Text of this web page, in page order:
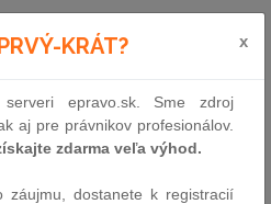
Slovenskej republiky
KRÁT? x
epravo.sk. Sme zdroj
aj pre právnikov profesionálov.
zdarma veľa výhod.
záujmu, dostanete k registracií